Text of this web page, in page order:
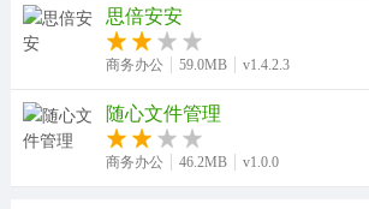
思倍安安
商务办公 59.0MB v1.4.2.3
随心文件管理
商务办公 46.2MB v1.0.0